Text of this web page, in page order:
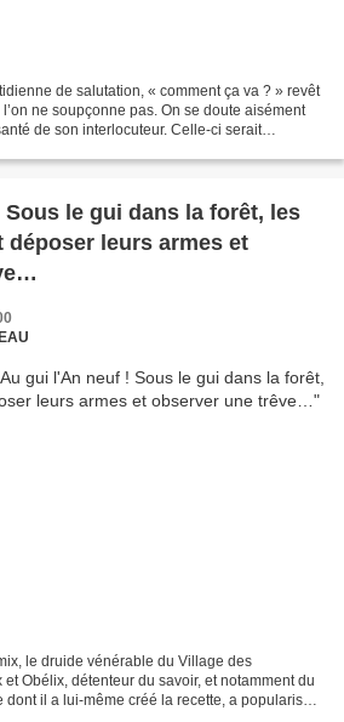
de salutation, « comment ça va ? » revêt
ne soupçonne pas. On se doute aisément
de son interlocuteur. Celle-ci serait
le gui dans la forêt, les
déposer leurs armes et
le druide vénérable du Village des
Obélix, détenteur du savoir, et notamment du
dont il a lui-même créé la recette, a popularisé